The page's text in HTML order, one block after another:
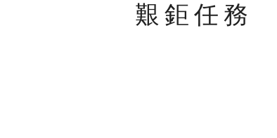
艱鉅任務